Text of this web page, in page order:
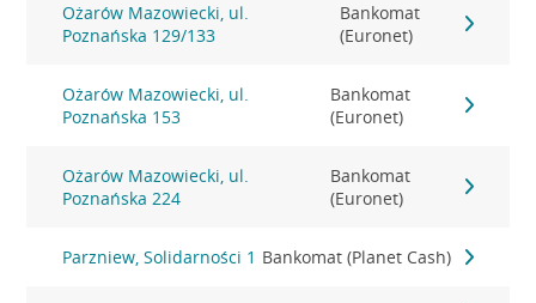
Ożarów Mazowiecki, ul.
Poznańska 129/133
Bankomat
(Euronet)
Ożarów Mazowiecki, ul.
Poznańska 153
Bankomat
(Euronet)
Ożarów Mazowiecki, ul.
Poznańska 224
Bankomat
(Euronet)
Parzniew, Solidarności 1 Bankomat (Planet Cash)